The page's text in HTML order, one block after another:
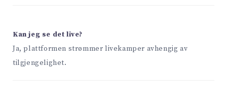
Kan jeg se det live?
Ja, plattformen strømmer livekamper avhengig av
tilgjengelighet.